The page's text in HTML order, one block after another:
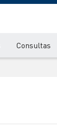
Consultas